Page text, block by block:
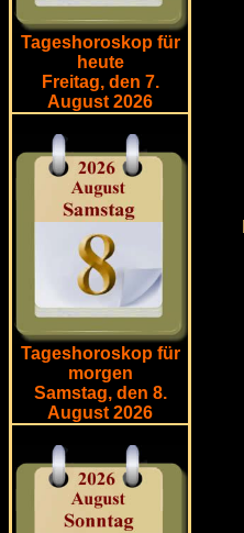
Tageshoroskop für
heute
Freitag, den 7.
August 2026
Tageshoroskop für
morgen
Samstag, den 8.
August 2026